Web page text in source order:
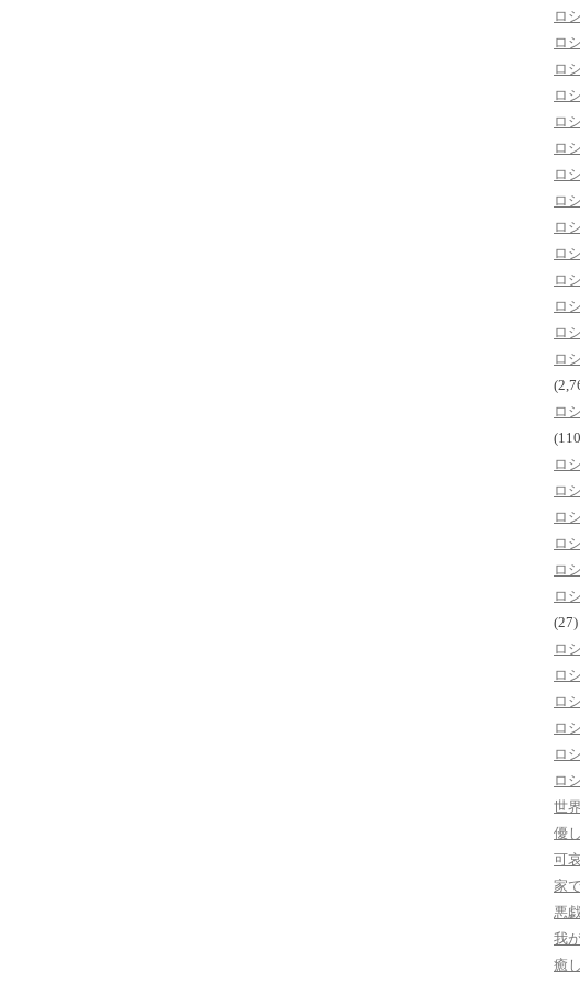
ロ
ロ
ロ
ロ
ロ
ロ
ロ
ロ
ロ
ロ
ロ
ロ
ロ
ロ
ロ
ロ
ロ
ロ
ロ
ロ
ロ
(27)
ロ
ロ
ロ
ロ
ロ
ロ
世
優
可
家
悪
我
癒